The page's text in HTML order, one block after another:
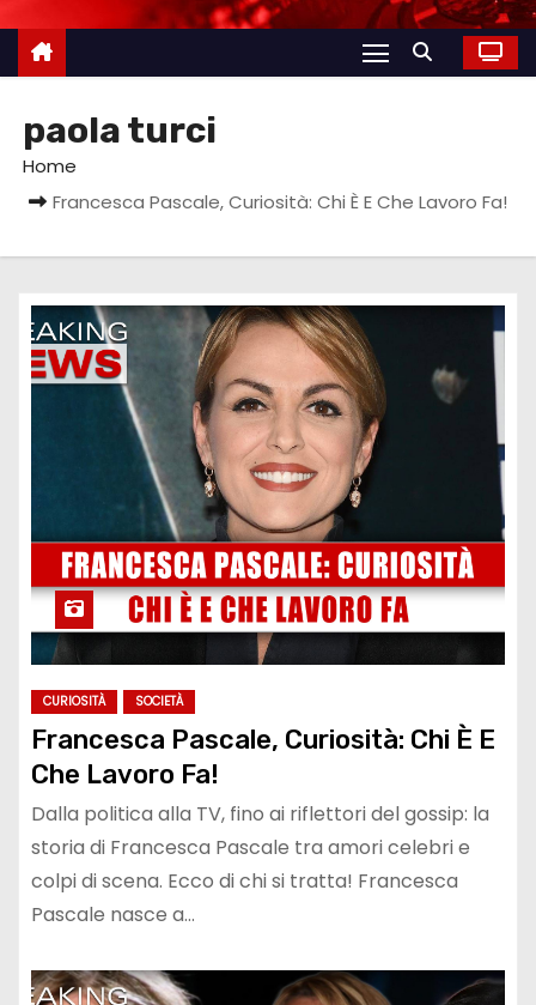
paola turci
Home
Francesca Pascale, Curiosità: Chi È E Che Lavoro Fa!
CURIOSITÀ SOCIETÀ
Francesca Pascale, Curiosità: Chi È E
Che Lavoro Fa!
Dalla politica alla TV, fino ai riflettori del gossip: la
storia di Francesca Pascale tra amori celebri e
colpi di scena. Ecco di chi si tratta! Francesca
Pascale nasce a…